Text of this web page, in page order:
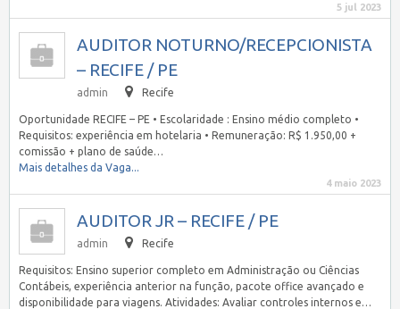
5 jul 2023
AUDITOR NOTURNO/RECEPCIONISTA
– RECIFE / PE
admin Recife
Oportunidade RECIFE – PE • Escolaridade : Ensino médio completo •
Requisitos: experiência em hotelaria • Remuneração: R$ 1.950,00 +
comissão + plano de saúde…
Mais detalhes da Vaga...
4 maio 2023
AUDITOR JR – RECIFE / PE
admin Recife
Requisitos: Ensino superior completo em Administração ou Ciências
Contábeis, experiência anterior na função, pacote office avançado e
disponibilidade para viagens. Atividades: Avaliar controles internos e…